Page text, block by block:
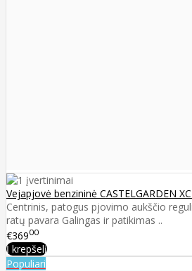
Vejapjovė benzininė CASTELGARDEN
Centrinis, patogus pjovimo aukščio
ratų pavara Galingas ir patikimas ..
€36900
Į krepšelį
Populiari